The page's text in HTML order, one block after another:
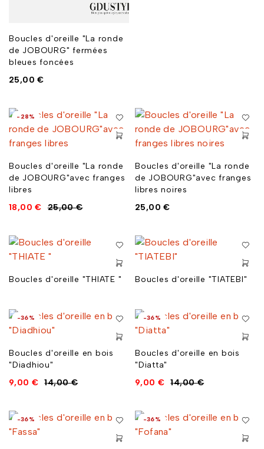
Boucles d'oreille "La ronde
de JOBOURG" fermées
bleues foncées
25,00€
-28%
Boucles d'oreille "La ronde
de JOBOURG"avec franges
libres
25,00€
18,00€
Boucles d'oreille "La ronde
de JOBOURG"avec franges
libres noires
25,00€
Boucles d'oreille "THIATE " Boucles d'oreille "TIATEBI"
-36%
Boucles d'oreille en bois
"Diadhiou"
14,00€
9,00 €
-36%
Boucles d'oreille en bois
"Diatta"
14,00€
9,00 €
-36% -36%